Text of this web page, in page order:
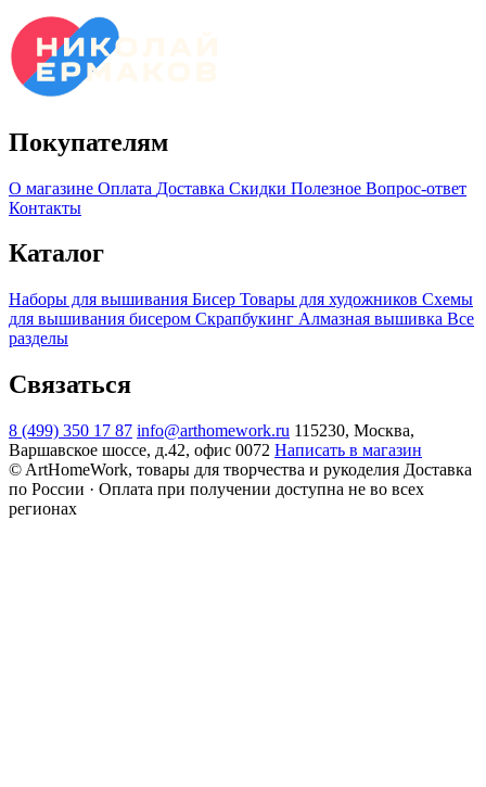
Покупателям
О магазине Оплата Доставка Скидки Полезное Вопрос-ответ
Контакты
Каталог
Наборы для вышивания Бисер Товары для художников Схемы
для вышивания бисером Скрапбукинг Алмазная вышивка Все
разделы
Связаться
8 (499) 350 17 87 info@arthomework.ru 115230, Москва,
Варшавское шоссе, д.42, офис 0072 Написать в магазин
© ArtHomeWork, товары для творчества и рукоделия Доставка
по России · Оплата при получении доступна не во всех
регионах